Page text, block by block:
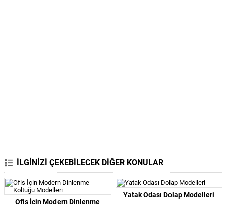
İLGİNİZİ ÇEKEBİLECEK DİĞER KONULAR
Ofis İçin Modern Dinlenme
Yatak Odası Dolap Modelleri